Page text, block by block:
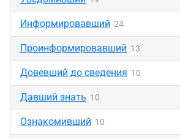
Информировавший 24
Проинформировавший 13
Довевший до сведения 10
Давший знать 10
Ознакомивший 10